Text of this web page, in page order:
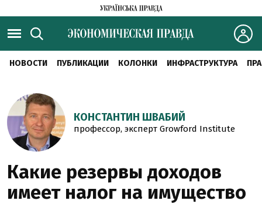
НОВОСТИ ПУБЛИКАЦИИ КОЛОНКИ ИНФРАСТРУКТУРА
КОНСТАНТИН ШВАБИЙ
профессор, эксперт Growford Institute
Какие резервы доходов
имеет налог на имущество